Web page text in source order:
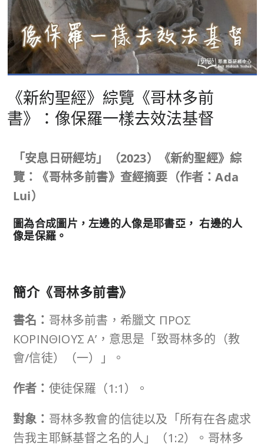
《新約聖經》綜覽《哥林多前
書》：像保羅一樣去效法基督
「安息日研經坊」（2023）《新約聖經》綜
覽：《哥林多前書》查經摘要（作者：Ada
Lui）
圖為合成圖片，左邊的人像是耶書亞， 右邊的人
像是保羅。
簡介《哥林多前書》
書名： 哥林多前書，希臘文 ΠΡΟΣ
ΚΟΡΙΝΘΙΟΥΣ A’，意思是「致哥林多的（教
會/信徒）（一）」。
作者： 使徒保羅（1:1）。
對象： 哥林多教會的信徒以及「所有在各處求
告我主耶穌基督之名的人」（1:2）。哥林多